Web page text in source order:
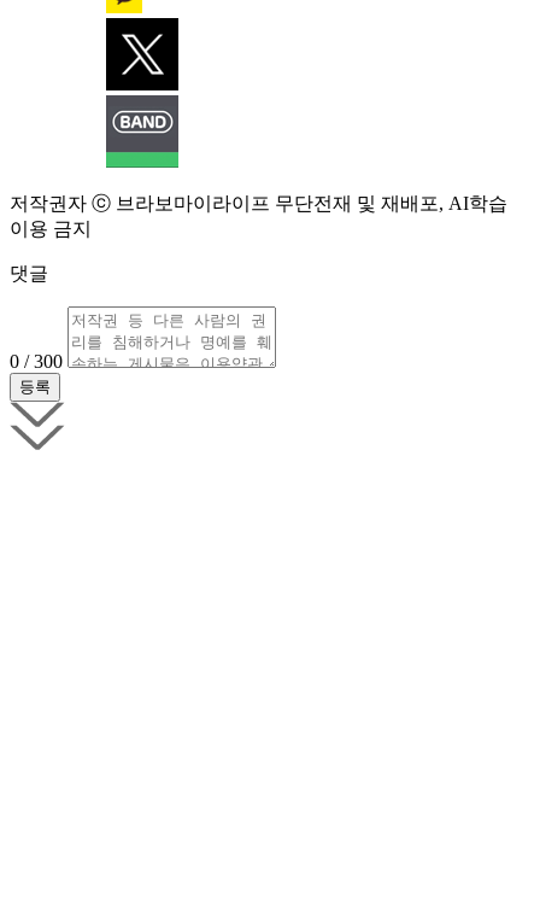
저작권자 ⓒ 브라보마이라이프 무단전재 및 재배포, AI학습
이용 금지
댓글
0 / 300